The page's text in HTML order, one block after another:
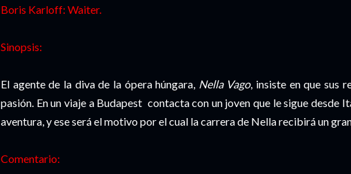
Boris Karloff: Waiter.
Sinopsis:
El agente de la diva de la ópera húngara, Nella Vago, insiste en que sus
pasión. En un viaje a Budapest contacta con un joven que le sigue desde
aventura, y ese será el motivo por el cual la carrera de Nella recibirá un
Comentario: